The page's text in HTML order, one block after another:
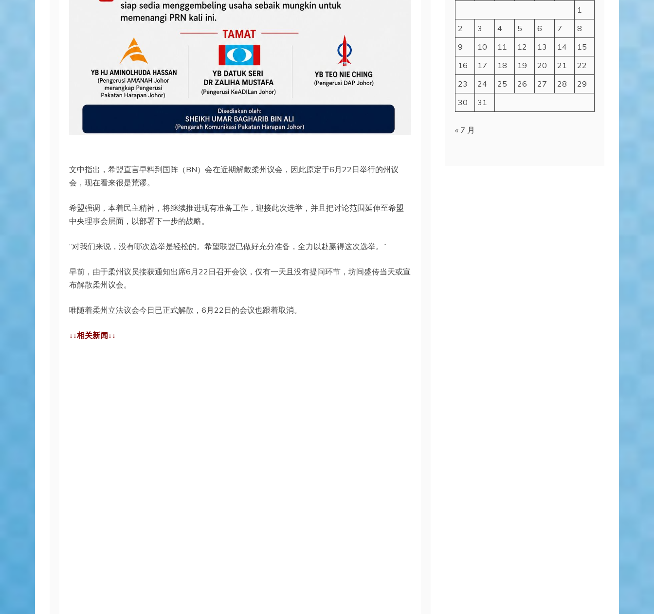
文中指出，希盟直言早料到国阵（BN）会在近期解散柔州议会，因此原定于6月22日举行的州议
会，现在看来很是荒谬。
希盟强调，本着民主精神，将继续推进现有准备工作，迎接此次选举，并且把讨论范围延伸至希盟
中央理事会层面，以部署下一步的战略。
“对我们来说，没有哪次选举是轻松的。希望联盟已做好充分准备，全力以赴赢得这次选举。”
早前，由于柔州议员接获通知出席6月22日召开会议，仅有一天且没有提问环节，坊间盛传当天或宣
布解散柔州议会。
唯随着柔州立法议会今日已正式解散，6月22日的会议也跟着取消。
↓↓相关新闻↓↓
1
2
3 4 5 6 7
8
9
10 11 12 13 14
15
16
17 18 19 20 21
22
23
24 25 26 27 28
29
30
31
« 7 月